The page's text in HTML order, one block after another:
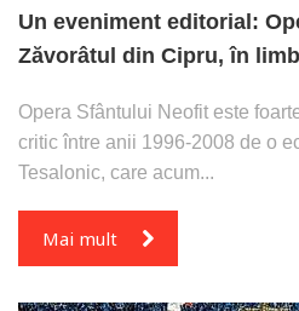
Un eveniment editorial:
Zăvorâtul din Cipru, în
Opera Sfântului Neofit este
critic între anii 1996-2008 de o
Tesalonic, care acum...
Mai mult